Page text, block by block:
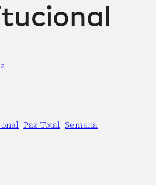
Paz Total Semana